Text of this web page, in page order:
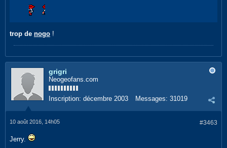
trop de nogo !
grigri
Neogeofans.com
Inscription: décembre 2003 Messages: 31019
#3463
10 août 2016, 14h05
Jerry.